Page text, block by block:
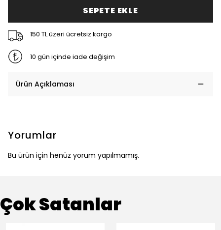
SEPETE EKLE
150 TL üzeri ücretsiz kargo
10 gün içinde iade değişim
Ürün Açıklaması
Yorumlar
Bu ürün için henüz yorum yapılmamış.
Çok Satanlar